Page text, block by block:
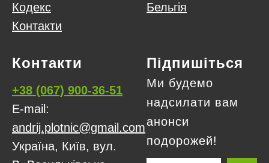
Кодекс
Контакти
Бельгія
Контакти
+38 (067) 900-36-51
E-mail:
andrij.plotnic@gmail.com
Україна, Київ, вул.
Підпишіться
Ми будемо
надсилати вам
анонси
подорожей!